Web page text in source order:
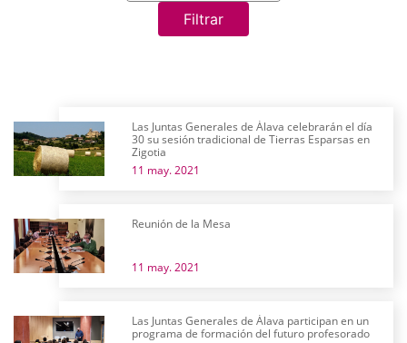
Filtrar
Las Juntas Generales de Álava celebrarán el día
30 su sesión tradicional de Tierras Esparsas en
Zigotia
11 may. 2021
Reunión de la Mesa
11 may. 2021
Las Juntas Generales de Álava participan en un
programa de formación del futuro profesorado